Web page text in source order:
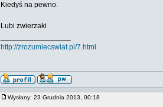
Kiedyś na pewno.
Lubi zwierzaki
http://zrozumiecswiat.pl/7.html
Wysłany: 23 Grudnia 2013, 00:18